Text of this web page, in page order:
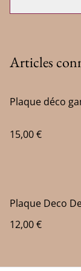
Articles
Plaque déco
15,00 €
Plaque Deco
12,00 €